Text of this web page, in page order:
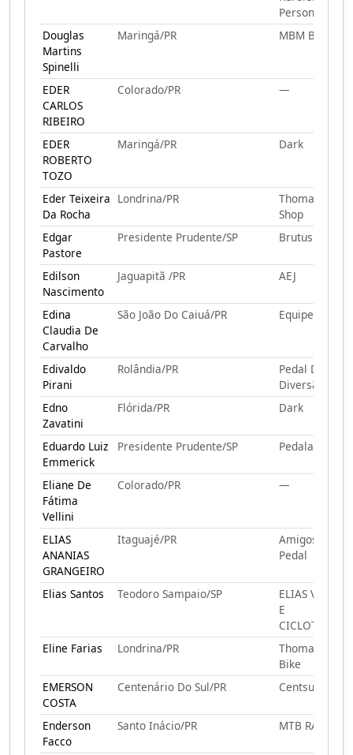
Personal
Douglas
Martins
Spinelli
Maringá/PR MBM BIKERS
EDER
CARLOS
RIBEIRO
Colorado/PR —
EDER
ROBERTO
TOZO
Maringá/PR Dark
Eder Teixeira
Da Rocha
Londrina/PR
Thomas Bike
Shop
Edgar
Pastore
Presidente Prudente/SP Brutus Bikers
Edilson
Nascimento
Jaguapitã /PR AEJ
Edina
Claudia De
Carvalho
São João Do Caiuá/PR Equipe Cilada
Edivaldo
Pirani
Rolândia/PR
Pedal Da
Diversão
Edno
Zavatini
Flórida/PR Dark
Eduardo Luiz
Emmerick
Presidente Prudente/SP Pedalada
Eliane De
Fátima
Vellini
Colorado/PR —
ELIAS
ANANIAS
GRANGEIRO
Itaguajé/PR
Amigos Do
Pedal
Elias Santos Teodoro Sampaio/SP
ELIAS
E
Eline Farias
Londrina/PR
Thomas Skate
Bike
EMERSON
COSTA
Centenário Do Sul/PR Centsul
Enderson
Facco
Santo Inácio/PR MTB RAIZES